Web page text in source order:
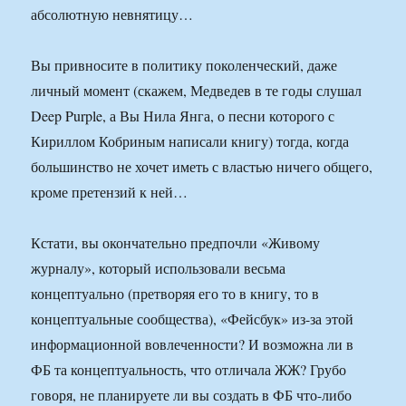
абсолютную невнятицу…
Вы привносите в политику поколенческий, даже
личный момент (скажем, Медведев в те годы слушал
Deep Purple, а Вы Нила Янга, о песни которого с
Кириллом Кобриным написали книгу) тогда, когда
большинство не хочет иметь с властью ничего общего,
кроме претензий к ней…
Кстати, вы окончательно предпочли «Живому
журналу», который использовали весьма
концептуально (претворяя его то в книгу, то в
концептуальные сообщества), «Фейсбук» из-за этой
информационной вовлеченности? И возможна ли в
ФБ та концептуальность, что отличала ЖЖ? Грубо
говоря, не планируете ли вы создать в ФБ что-либо